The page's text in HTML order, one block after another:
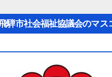
騨市社会福祉協議会のマス